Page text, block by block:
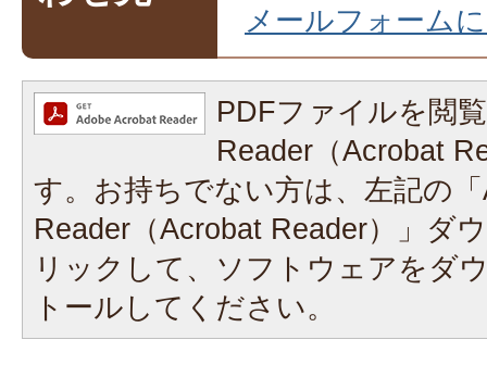
メールフォーム
PDFファイルを閲
Reader（Acrobat
す。お持ちでない方は、左記の
Reader（Acrobat Reader）」ダ
リックして、ソフトウェアをダ
トールしてください。